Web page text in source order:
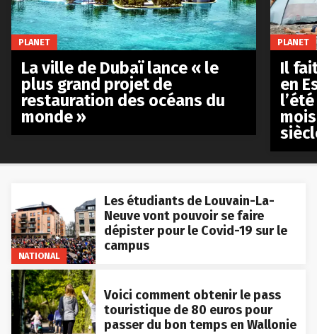
NATIONAL
Les étudiants de Louvain-La-
Neuve vont pouvoir se faire
dépister pour le Covid-19 sur le
campus
Voici comment obtenir le pass
touristique de 80 euros pour
passer du bon temps en Wallonie
PLANET
La ville de Dubaï lance « le
plus grand projet de
restauration des océans du
monde »
PLANET
Il
en